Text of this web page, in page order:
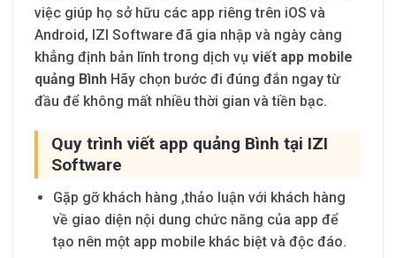
việc giúp họ sở hữu các app riêng trên iOS và
Android, IZI Software đã gia nhập và ngày càng
khẳng định bản lĩnh trong dịch vụ viết app mobile
quảng Bình Hãy chọn bước đi đúng đắn ngay từ
đầu để không mất nhiều thời gian và tiền bạc.
Quy trình viết app quảng Bình tại IZI
Software
Gặp gỡ khách hàng ,thảo luận với khách hàng
về giao diện nội dung chức năng của app để
tạo nên một app mobile khác biệt và độc đáo.